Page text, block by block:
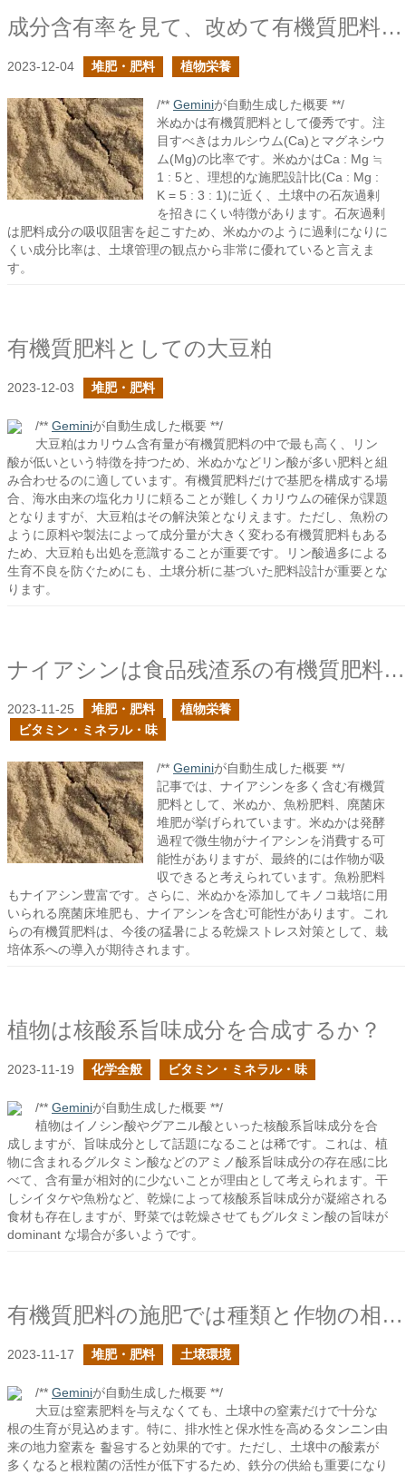
成分含有率を見て、改めて有機質肥料としての米ぬかは優秀だと思う
2023-12-04 堆肥・肥料 植物栄養
/** Geminiが自動生成した概要 **/
米ぬかは有機質肥料として優秀です。注
目すべきはカルシウム(Ca)とマグネシウ
ム(Mg)の比率です。米ぬかはCa : Mg ≒
1 : 5と、理想的な施肥設計比(Ca : Mg :
K = 5 : 3 : 1)に近く、土壌中の石灰過剰
を招きにくい特徴があります。石灰過剰
は肥料成分の吸収阻害を起こすため、米ぬかのように過剰になりに
くい成分比率は、土壌管理の観点から非常に優れていると言えま
す。
有機質肥料としての大豆粕
2023-12-03 堆肥・肥料
/** Geminiが自動生成した概要 **/
大豆粕はカリウム含有量が有機質肥料の中で最も高く、リン
酸が低いという特徴を持つため、米ぬかなどリン酸が多い肥料と組
み合わせるのに適しています。有機質肥料だけで基肥を構成する場
合、海水由来の塩化カリに頼ることが難しくカリウムの確保が課題
となりますが、大豆粕はその解決策となりえます。ただし、魚粉の
ように原料や製法によって成分量が大きく変わる有機質肥料もある
ため、大豆粕も出処を意識することが重要です。リン酸過多による
生育不良を防ぐためにも、土壌分析に基づいた肥料設計が重要とな
ります。
ナイアシンは食品残渣系の有機質肥料に豊富に含まれている
2023-11-25 堆肥・肥料
植物栄養
ビタミン・ミネラル・味
/** Geminiが自動生成した概要 **/
記事では、ナイアシンを多く含む有機質
肥料として、米ぬか、魚粉肥料、廃菌床
堆肥が挙げられています。米ぬかは発酵
過程で微生物がナイアシンを消費する可
能性がありますが、最終的には作物が吸
収できると考えられています。魚粉肥料
もナイアシン豊富です。さらに、米ぬかを添加してキノコ栽培に用
いられる廃菌床堆肥も、ナイアシンを含む可能性があります。これ
らの有機質肥料は、今後の猛暑による乾燥ストレス対策として、栽
培体系への導入が期待されます。
植物は核酸系旨味成分を合成するか？
2023-11-19 化学全般 ビタミン・ミネラル・味
/** Geminiが自動生成した概要 **/
植物はイノシン酸やグアニル酸といった核酸系旨味成分を合
成しますが、旨味成分として話題になることは稀です。これは、植
物に含まれるグルタミン酸などのアミノ酸系旨味成分の存在感に比
べて、含有量が相対的に少ないことが理由として考えられます。干
しシイタケや魚粉など、乾燥によって核酸系旨味成分が凝縮される
食材も存在しますが、野菜では乾燥させてもグルタミン酸の旨味が
dominant な場合が多いようです。
有機質肥料の施肥では種類と作物の相性に注意すべきの続き
2023-11-17 堆肥・肥料 土壌環境
/** Geminiが自動生成した概要 **/
大豆は窒素肥料を与えなくても、土壌中の窒素だけで十分な
根の生育が見込めます。特に、排水性と保水性を高めるタンニン由
来の地力窒素を 활용すると効果的です。ただし、土壌中の酸素が
多くなると根粒菌の活性が低下するため、鉄分の供給も重要になり